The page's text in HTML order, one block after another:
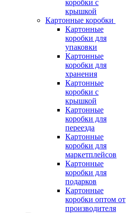
коробки с
крышкой
Картонные коробки
Картонные
коробки для
упаковки
Картонные
коробки для
хранения
Картонные
коробки с
крышкой
Картонные
коробки для
переезда
Картонные
коробки для
маркетплейсов
Картонные
коробки для
подарков
Картонные
коробки оптом от
производителя